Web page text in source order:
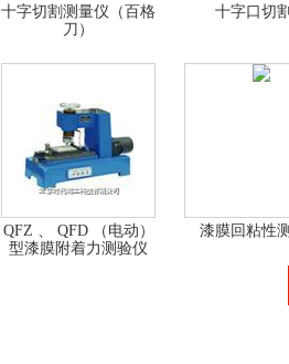
十字切割测量仪（百格
刀）
十字口切
QFZ 、 QFD （电动）
型漆膜附着力测验仪
漆膜回粘性